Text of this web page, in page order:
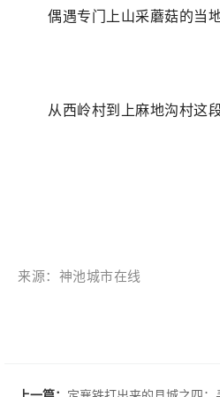
偶遇专门上山采蘑菇的当
从西岭村到上麻地沟村这
来源：神池城市在线